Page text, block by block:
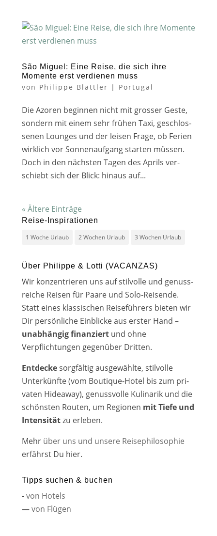
São Miguel: Eine Reise, die sich ihre
Momente erst verdienen muss
von Philippe Blättler | Portugal
Die Azoren begin­nen nicht mit gros­ser Geste,
son­dern mit einem sehr frü­hen Taxi, geschlos­
se­nen Lounges und der lei­sen Frage, ob Ferien
wirk­lich vor Sonnenaufgang star­ten müs­sen.
Doch in den nächs­ten Tagen des Aprils ver­
schiebt sich der Blick: hin­aus auf...
« Ältere Einträge
Reise-Inspirationen
1 Woche Urlaub 2 Wochen Urlaub 3 Wochen Urlaub
Über Philippe & Lotti (VACANZAS)
Wir kon­zen­trie­ren uns auf stil­vol­le und genuss­
rei­che Reisen für Paare und Solo-Reisende.
Statt eines klas­si­schen Reiseführers bie­ten wir
Dir per­sön­li­che Einblicke aus ers­ter Hand –
unab­hän­gig finan­ziertund ohne
Verpflichtungen gegen­über Dritten.
Entdeckesorg­fäl­tig aus­ge­wähl­te, stil­vol­le
Unterkünfte (vom Boutique-Hotel bis zum pri­
va­ten Hideaway), genuss­vol­le Kulinarik und die
schöns­ten Routen, um Regionen mit Tiefe und
Intensitätzu erle­ben.
Mehr über uns und unse­re Reisephilosophie
erfährst Du hier.
Tipps suchen & buchen
-von Hotels
—von Flügen